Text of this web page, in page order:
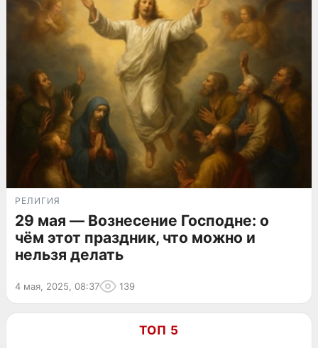
РЕЛИГИЯ
29 мая — Вознесение Господне: о
чём этот праздник, что можно и
нельзя делать
4 мая, 2025, 08:37 139
ТОП 5